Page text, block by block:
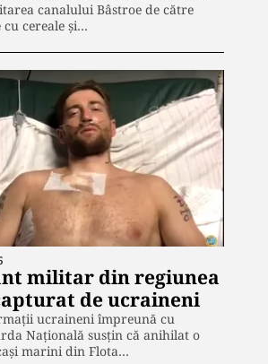
canalului Bâstroe de către
cereale și…
militar din regiunea
de ucraineni
ucraineni împreună cu
Națională susțin că anihilat o
marini din Flota…